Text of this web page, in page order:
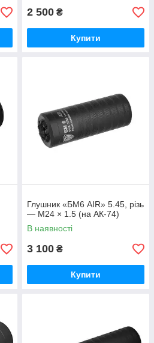
2 500 ₴
Купити
Глушник «БМ6 AIR» 5.45, різь
— M24 × 1.5 (на АК-74)
В наявності
3 100 ₴
Купити